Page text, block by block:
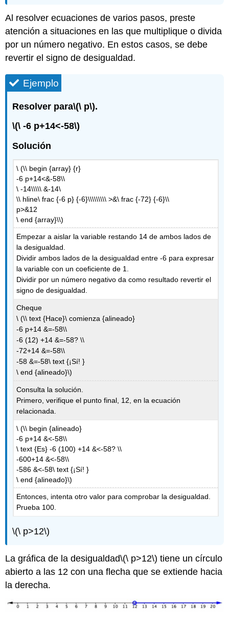
Al resolver ecuaciones de varios pasos, preste
atención a situaciones en las que multiplique o divida
por un número negativo. En estos casos, se debe
revertir el signo de desigualdad.
Ejemplo
Resolver para\(\ p\).
\(\ -6 p+14<-58\)
Solución
\ (\\ begin {array} {r}
-6 p+14<&-58\\
\ -14\\\\\ &-14\
\\ hline\ frac {-6 p} {-6}\\\\\\\\\ >&\ frac {-72} {-6}\\
p>&12
\ end {array}\\)
Empezar a aislar la variable restando 14 de ambos lados de
la desigualdad.
Dividir ambos lados de la desigualdad entre -6 para expresar
la variable con un coeficiente de 1.
Dividir por un número negativo da como resultado revertir el
signo de desigualdad.
Cheque
\ (\\ text {Hace}\ comienza {alineado}
-6 p+14 &=-58\\
-6 (12) +14 &=-58? \\
-72+14 &=-58\\
-58 &=-58\ text {¡Sí! }
\ end {alineado}\)
Consulta la solución.
Primero, verifique el punto final, 12, en la ecuación
relacionada.
\ (\\ begin {alineado}
-6 p+14 &<-58\\
\ text {Es} -6 (100) +14 &<-58? \\
-600+14 &<-58\\
-586 &<-58\ text {¡Sí! }
\ end {alineado}\)
Entonces, intenta otro valor para comprobar la desigualdad.
Prueba 100.
\(\ p>12\)
La gráfica de la desigualdad\(\ p>12\) tiene un círculo
abierto a las 12 con una flecha que se extiende hacia
la derecha.